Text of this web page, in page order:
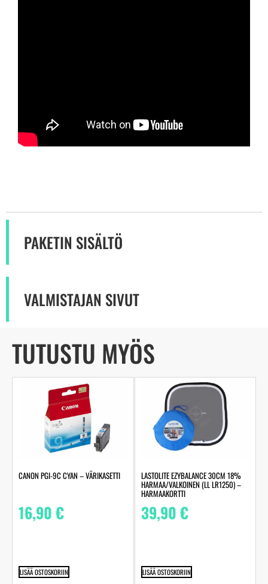
PAKETIN SISÄLTÖ
VALMISTAJAN SIVUT
TUTUSTU MYÖS
CANON PGI-9C CYAN – VÄRIKASETTI
16,90€
LISÄÄ OSTOSKORIIN
LASTOLITE EZYBALANCE 30CM 18%
HARMAA/VALKOINEN (LL LR1250) –
HARMAAKORTTI
39,90€
LISÄÄ OSTOSKORIIN